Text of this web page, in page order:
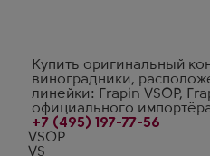
Купить оригинальный
виноградники,
линейки: Frapin VSOP,
официального
+7 (495) 197-77-56
VSOP
VS